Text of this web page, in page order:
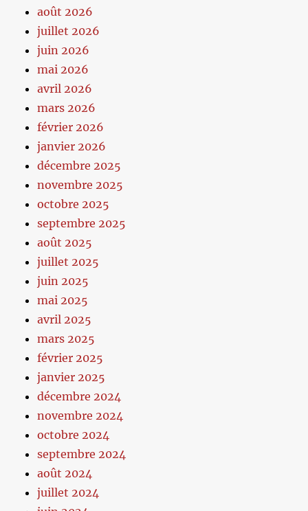
août 2026
juillet 2026
juin 2026
mai 2026
avril 2026
mars 2026
février 2026
janvier 2026
décembre 2025
novembre 2025
octobre 2025
septembre 2025
août 2025
juillet 2025
juin 2025
mai 2025
avril 2025
mars 2025
février 2025
janvier 2025
décembre 2024
novembre 2024
octobre 2024
septembre 2024
août 2024
juillet 2024